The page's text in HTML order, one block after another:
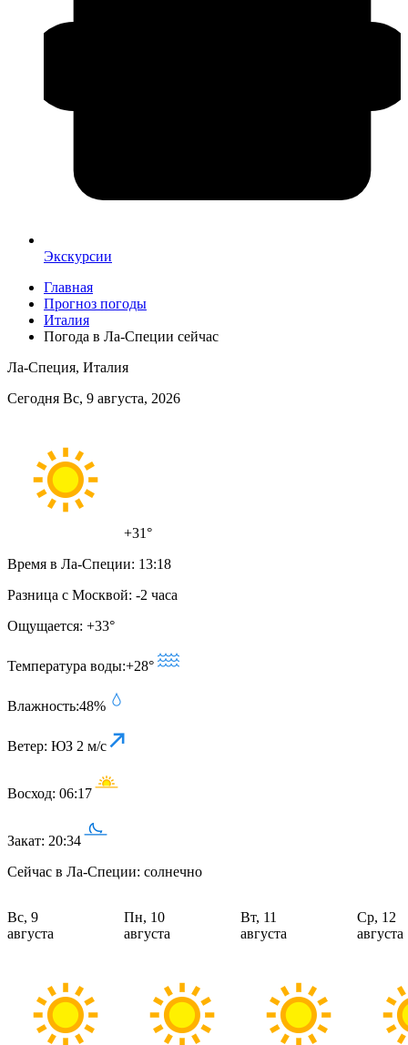
Экскурсии
Главная
Прогноз погоды
Италия
Погода в Ла-Специи сейчас
Ла-Специя, Италия
Сегодня Вс, 9 августа, 2026
+31°
Время в Ла-Специи: 13:18
Разница с Москвой: -2 часа
Ощущается: +33°
Температура воды:+28°
Влажность:48%
Ветер: ЮЗ 2 м/с
Восход: 06:17
Закат: 20:34
Сейчас в Ла-Специи: солнечно
Вс, 9
августа
Пн, 10
августа
Вт, 11
августа
Ср, 12
августа